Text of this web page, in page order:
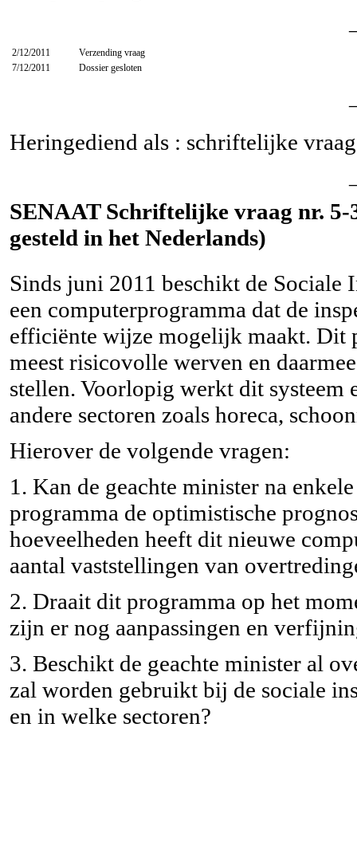
2/12/2011
Verzending vraag
7/12/2011
Dossier gesloten
Heringediend als : schriftelijke
SENAAT Schriftelijke vraag nr. 5-
gesteld in het Nederlands)
Sinds juni 2011 beschikt de
een computerprogramma dat de
efficiënte wijze mogelijk maakt. Dit
meest risicovolle werven en
stellen. Voorlopig werkt dit systeem
andere sectoren zoals horeca,
Hierover de volgende vragen:
1. Kan de geachte minister na
programma de optimistische
hoeveelheden heeft dit nieuwe
aantal vaststellingen van
2. Draait dit programma op het
zijn er nog aanpassingen en
3. Beschikt de geachte minister al
zal worden gebruikt bij de sociale
en in welke sectoren?